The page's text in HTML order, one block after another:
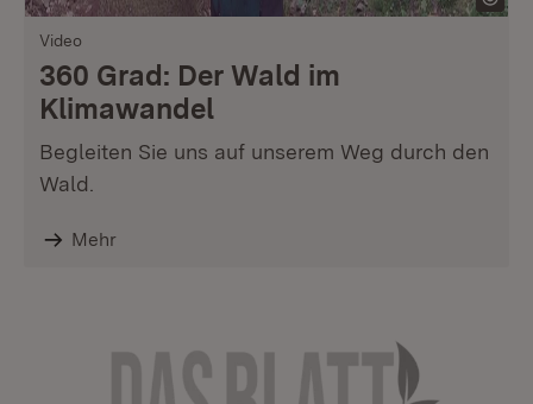
Video
360 Grad: Der Wald im
Klimawandel
Begleiten Sie uns auf unserem Weg durch den
Wald.
Mehr